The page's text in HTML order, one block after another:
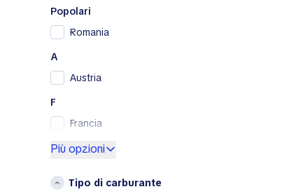
Porsche
RAM
Skoda
Subaru
Volkswagen
Popolari
Romania
A
Austria
F
Francia
G
Grecia
Più opzioni
Tipo di carburante